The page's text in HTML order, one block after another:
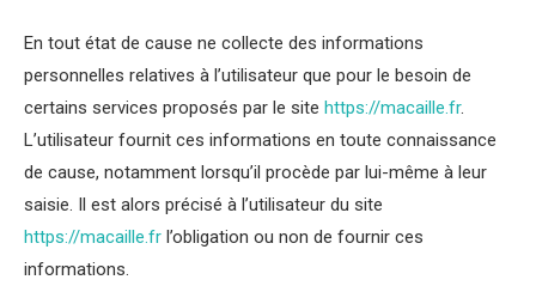
En tout état de cause ne collecte des informations
personnelles relatives à l’utilisateur que pour le besoin de
certains services proposés par le site https://macaille.fr.
L’utilisateur fournit ces informations en toute connaissance
de cause, notamment lorsqu’il procède par lui-même à leur
saisie. Il est alors précisé à l’utilisateur du site
https://macaille.fr l’obligation ou non de fournir ces
informations.